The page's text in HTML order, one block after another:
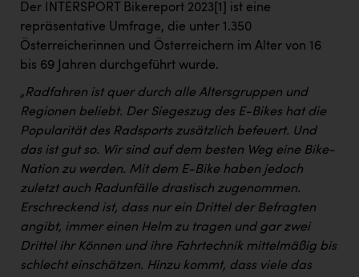
Der INTERSPORT Bikereport 2023 [1]
ist eine
repräsentative Umfrage, die unter 1.350
Österreicherinnen und Österreichern im Alter von 16
bis 69 Jahren durchgeführt wurde.
„Radfahren ist quer durch alle Altersgruppen und
Regionen beliebt. Der Siegeszug des E-Bikes hat die
Popularität des Radsports zusätzlich befeuert. Und
das ist gut so. Wir sind auf dem besten Weg eine Bike-
Nation zu werden. Mit dem E-Bike haben jedoch
zuletzt auch Radunfälle drastisch zugenommen.
Erschreckend ist, dass nur ein Drittel der Befragten
angibt, immer einen Helm zu tragen und gar zwei
Drittel ihr Können und ihre Fahrtechnik mittelmäßig bis
schlecht einschätzen. Hinzu kommt, dass viele das